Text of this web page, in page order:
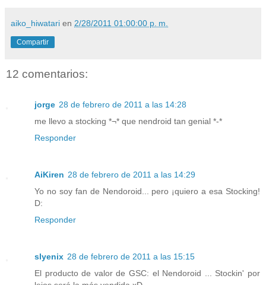
aiko_hiwatari en 2/28/2011 01:00:00 p. m.
Compartir
12 comentarios:
jorge 28 de febrero de 2011 a las 14:28
me llevo a stocking *¬* que nendroid tan genial *-*
Responder
AiKiren 28 de febrero de 2011 a las 14:29
Yo no soy fan de Nendoroid... pero ¡quiero a esa Stocking!
D:
Responder
slyenix 28 de febrero de 2011 a las 15:15
El producto de valor de GSC: el Nendoroid ... Stockin' por